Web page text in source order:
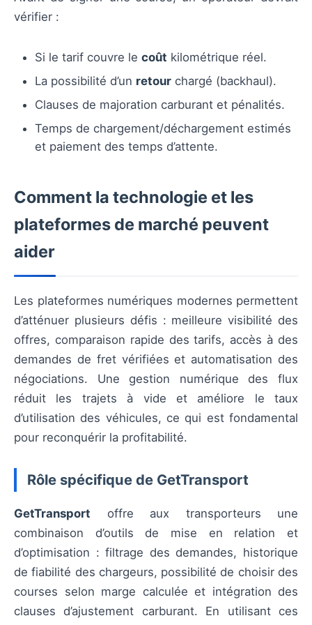
vérifier :
Si le tarif couvre le coût kilométrique réel.
La possibilité d’un retour chargé (backhaul).
Clauses de majoration carburant et pénalités.
Temps de chargement/déchargement estimés
et paiement des temps d’attente.
Comment la technologie et les
plateformes de marché peuvent
aider
Les plateformes numériques modernes permettent
d’atténuer plusieurs défis : meilleure visibilité des
offres, comparaison rapide des tarifs, accès à des
demandes de fret vérifiées et automatisation des
négociations. Une gestion numérique des flux
réduit les trajets à vide et améliore le taux
d’utilisation des véhicules, ce qui est fondamental
pour reconquérir la profitabilité.
Rôle spécifique de GetTransport
GetTransport offre aux transporteurs une
combinaison d’outils de mise en relation et
d’optimisation : filtrage des demandes, historique
de fiabilité des chargeurs, possibilité de choisir des
courses selon marge calculée et intégration des
clauses d’ajustement carburant. En utilisant ces